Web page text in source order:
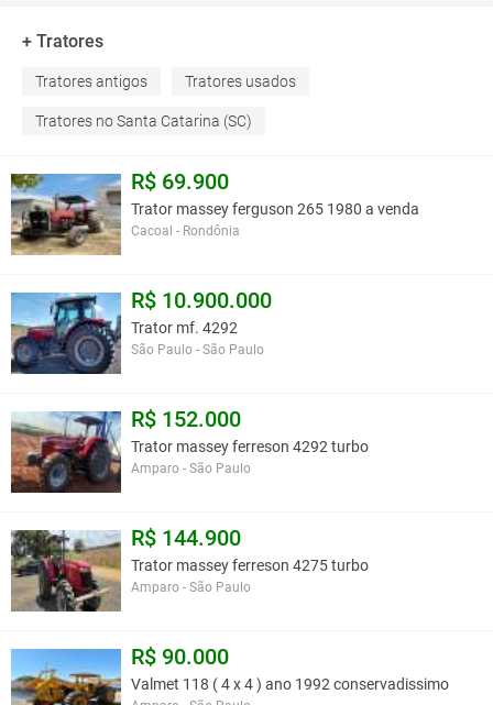
+ Tratores
Tratores antigos Tratores usados
Tratores no Santa Catarina (SC)
R$ 69.900
Trator massey ferguson 265 1980 a venda
Cacoal - Rondônia
R$ 10.900.000
Trator mf. 4292
São Paulo - São Paulo
R$ 152.000
Trator massey ferreson 4292 turbo
Amparo - São Paulo
R$ 144.900
Trator massey ferreson 4275 turbo
Amparo - São Paulo
R$ 90.000
Valmet 118 ( 4 x 4 ) ano 1992 conservadissimo